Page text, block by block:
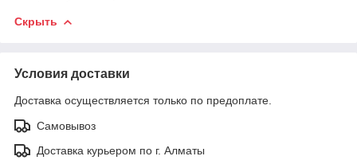
Скрыть
Условия доставки
Доставка осуществляется только по предоплате.
Самовывоз
Доставка курьером по г. Алматы